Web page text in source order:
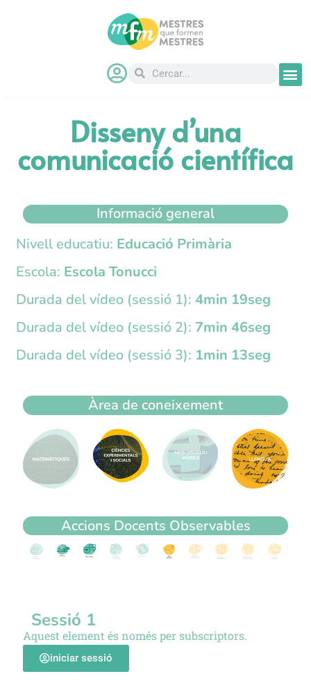
Disseny d’una
comunicació científica
Informació general
Nivell educatiu: Educació Primària
Escola: Escola Tonucci
Durada del vídeo (sessió 1): 4min 19seg
Durada del vídeo (sessió 2): 7min 46seg
Durada del vídeo (sessió 3): 1min 13seg
Àrea de coneixement
Accions Docents Observables
Sessió 1
Aquest element és només per subscriptors.
iniciar sessió